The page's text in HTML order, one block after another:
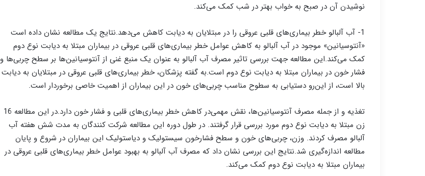
نوشیدن آن در صبح به خواب بهتر در شب کمک می‌کند.
1- آب آلبالو خطر بیماری‌های قلبی عروقی را در مبتلایان به دیابت کاهش می‌دهد.نتایج یک مطالعه نشان داده است
«آنتوسیانین» موجود در آب آلبالو به کاهش عوامل خطر بیماری‌های قلبی عروقی در بیماران مبتلا به دیابت نوع دوم
کمک می‌کند.این مطالعه جهت بررسی تاثیر مصرف آب آلبالو به عنوان یک منبع غنی از آنتوسیانین‌ها بر سطح چربی‌ها و
فشار خون در بیماران مبتلا به دیابت نوع دوم است.به گفته پزشکان، خطر بیماری‌های قلبی عروقی در مبتلایان به دیابت
بالا است، از این‌رو دستیابی به سطوح مناسب چربی‌های خون در این بیماران از اهمیت خاصی برخوردار است.
تغذیه و از جمله مصرف آنتوسیانین‌ها، نقش مهمی‌در کاهش خطر بیماری‌های قلبی و فشار خون دارد.در این مطالعه 16
زن مبتلا به دیابت نوع دوم مورد بررسی قرار گرفتند. در طول دوره این مطالعه شرکت کنندگان به مدت شش هفته آب
آلبالو مصرف کردند. وزن، چربی‌های خون و سطح فشارخون سیستولیک و دیاستولیک این بیماران در شروع و پایان
مطالعه اندازه‌گیری شد.نتایج این بررسی نشان داد که مصرف آب آلبالو به بهبود عوامل خطر بیماری‌های قلبی عروقی در
بیماران مبتلا به دیابت نوع دوم کمک می‌کند.